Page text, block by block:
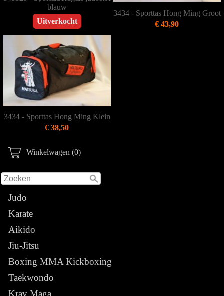
Winkelwagen (0)
Judo
Karate
Aikido
Jiu-Jitsu
Boxing MMA Kickboxing
Taekwondo
blauw
Uitverkocht
3434 - Sporttas Hong Ming Groot
€ 43,90
3434 - Sporttas Hong Ming Klein
€ 38,50